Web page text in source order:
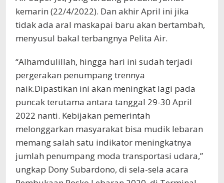
kemarin (22/4/2022). Dan akhir April ini jika
tidak ada aral maskapai baru akan bertambah,
menyusul bakal terbangnya Pelita Air.
“Alhamdulillah, hingga hari ini sudah terjadi
pergerakan penumpang trennya
naik.Dipastikan ini akan meningkat lagi pada
puncak terutama antara tanggal 29-30 April
2022 nanti. Kebijakan pemerintah
melonggarkan masyarakat bisa mudik lebaran
memang salah satu indikator meningkatnya
jumlah penumpang moda transportasi udara,”
ungkap Dony Subardono, di sela-sela acara